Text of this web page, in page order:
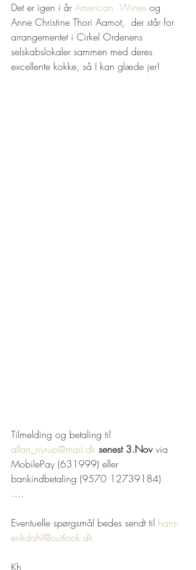
Det er igen i år American  Wines og
Anne Christine Thori Aamot,  der står for
arrangementet i Cirkel Ordenens
selskabslokaler sammen med deres
excellente kokke, så I kan glæde jer!
Tilmelding og betaling til
allan_nyrup@mail.dk senest 3.Nov via
MobilePay (631999) eller
bankindbetaling (9570 12739184)
….
Eventuelle spørgsmål bedes sendt til hans-
erikdahl@outlook.dk
Kh